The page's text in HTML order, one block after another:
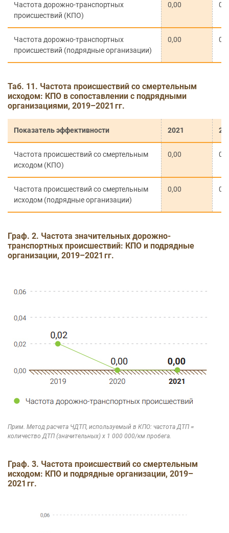
Частота дорожно-транспортных
происшествий (КПО)
0,00
Частота дорожно-транспортных
происшествий (подрядные организации)
0,00
Таб. 11. Частота происшествий со смертельным
исходом: КПО в сопоставлении с подрядными
организациями, 2019–2021 гг.
Показатель эффективности 2021
Частота происшествий со смертельным
исходом (КПО)
0,00
Частота происшествий со смертельным
исходом (подрядные организации)
0,00
Граф. 2. Частота значительных дорожно-
транспортных происшествий: КПО и подрядные
организации, 2019–2021 гг.
Прим. Метод расчета ЧДТП, используемый в КПО: частота ДТП =
количество ДТП (значительных) x 1 000 000/км пробега.
Граф. 3. Частота происшествий со смертельным
исходом: КПО и подрядные организации, 2019–
2021 гг.